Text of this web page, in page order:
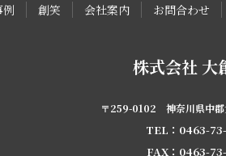
創笑 会社案内 お問合わせ
株式会社 大
〒259-0102 神奈川県中郡
TEL：0463-
FAX：0463-